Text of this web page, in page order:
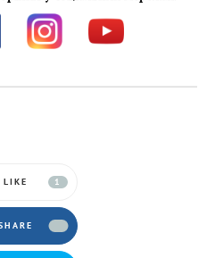
LIKE 1